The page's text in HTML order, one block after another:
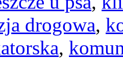
drogowa,
,